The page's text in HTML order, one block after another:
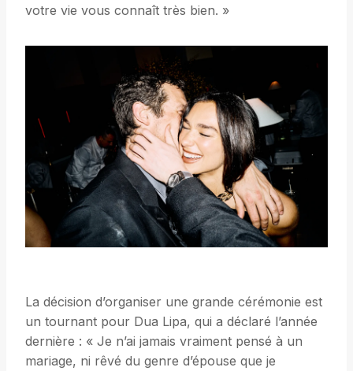
votre vie vous connaît très bien. »
La décision d’organiser une grande cérémonie est
un tournant pour Dua Lipa, qui a déclaré l’année
dernière : « Je n’ai jamais vraiment pensé à un
mariage, ni rêvé du genre d’épouse que je